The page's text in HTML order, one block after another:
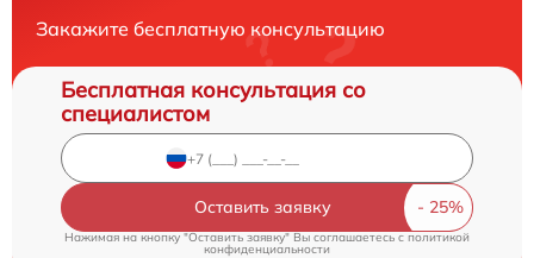
Закажите бесплатную консультацию
Бесплатная консультация со
специалистом
Оставить заявку
Нажимая на кнопку "Оставить заявку" Вы соглашаетесь cполитикой
конфиденциальности